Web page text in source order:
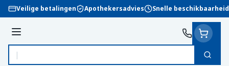
Ga naar de inhoud
Veilige betalingen Apothekersadvies Snelle beschikbaarheid
Menu
Product, merk, categorie...
Zoek